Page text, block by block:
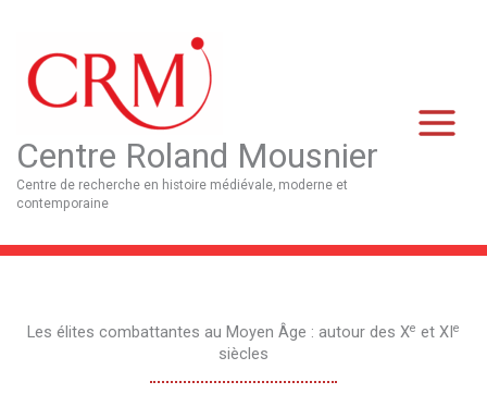
contenu
Centre Roland Mousnier
Centre de recherche en histoire médiévale, moderne et
contemporaine
Les élites combattantes au Moyen Âge : autour des Xe et XI e
siècles